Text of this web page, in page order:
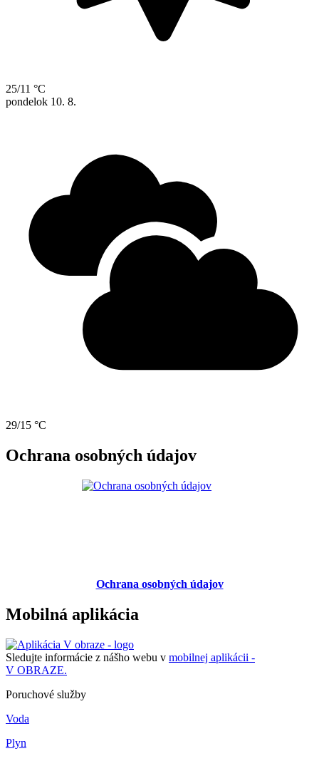
25/11 °C
pondelok 10. 8.
29/15 °C
Ochrana osobných údajov
Ochrana osobných údajov
Mobilná aplikácia
Sledujte informácie z nášho webu v mobilnej aplikácii -
V OBRAZE.
Poruchové služby
Voda
Plyn